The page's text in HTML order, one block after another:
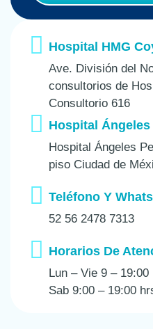
Hospital HMG
Ave. División del
consultorios de
Consultorio 616
Hospital Ángeles
Hospital Ángeles
piso Ciudad de
Teléfono Y
52 56 2478 7313
Horarios De
Lun – Vie 9 – 19:00
Sab 9:00 – 19:00